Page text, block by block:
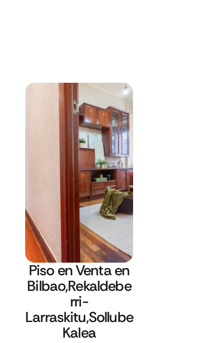
Piso en Venta en
Bilbao,Rekaldebe
rri-
Larraskitu,Sollube
Kalea